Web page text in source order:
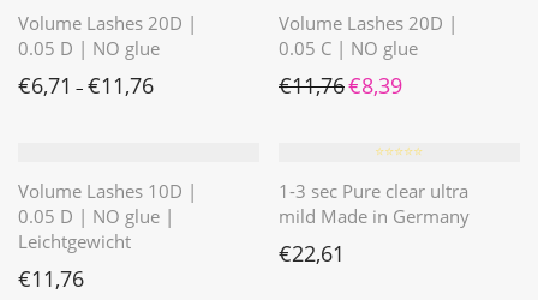
Volume Lashes 20D |
0.05 D | NO glue
€6,71 – €11,76
Volume Lashes 20D |
0.05 C | NO glue
€11,76 Ursprünglicher Preis war:
€8,39Aktueller Preis ist:
Volume Lashes 10D |
0.05 D | NO glue |
Leichtgewicht
€11,76
⭐️⭐️⭐️⭐️⭐️
1-3 sec Pure clear ultra
mild Made in Germany
€22,61